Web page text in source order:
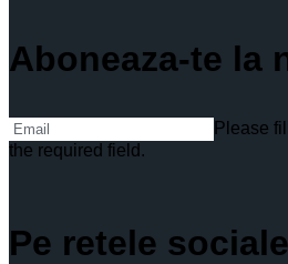
Aboneaza-te la
Please fill
the required field.
Pe retele sociale